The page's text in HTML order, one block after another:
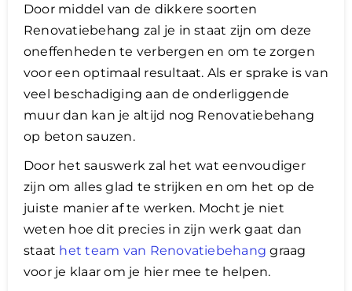
Door middel van de dikkere soorten
Renovatiebehang zal je in staat zijn om deze
oneffenheden te verbergen en om te zorgen
voor een optimaal resultaat. Als er sprake is van
veel beschadiging aan de onderliggende
muur dan kan je altijd nog Renovatiebehang
op beton sauzen.
Door het sauswerk zal het wat eenvoudiger
zijn om alles glad te strijken en om het op de
juiste manier af te werken. Mocht je niet
weten hoe dit precies in zijn werk gaat dan
staat het team van Renovatiebehang graag
voor je klaar om je hier mee te helpen.